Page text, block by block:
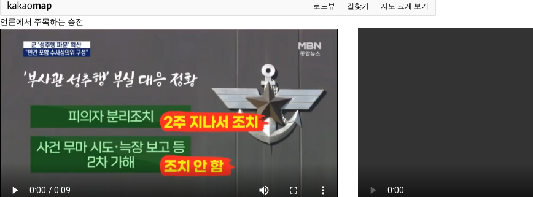
로드뷰 길찾기 지도 크게 보기
언론에서 주목하는 승전